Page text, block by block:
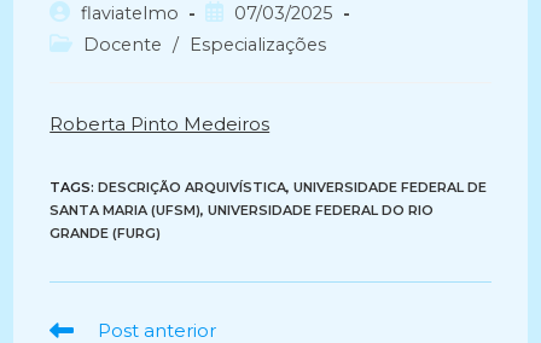
Autor
do
flaviatelmo
Post
publicado:
07/03/2025
Categoria
Docente / Especializações
Roberta Pinto Medeiros
TAGS:DESCRIÇÃO ARQUIVÍSTICA, UNIVERSIDADE FEDERAL DE
SANTA MARIA (UFSM), UNIVERSIDADE FEDERAL DO RIO
GRANDE (FURG)
Ler
Post anterior